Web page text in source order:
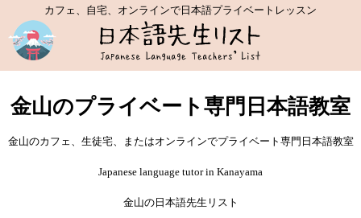
カフェ、自宅、オンラインで日本語プライベートレッスン
金山のプライベート専門日本語教室
金山のカフェ、生徒宅、またはオンラインでプライベート専門日本語教室
Japanese language tutor in Kanayama
金山の日本語先生リスト